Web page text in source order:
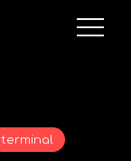
terminal